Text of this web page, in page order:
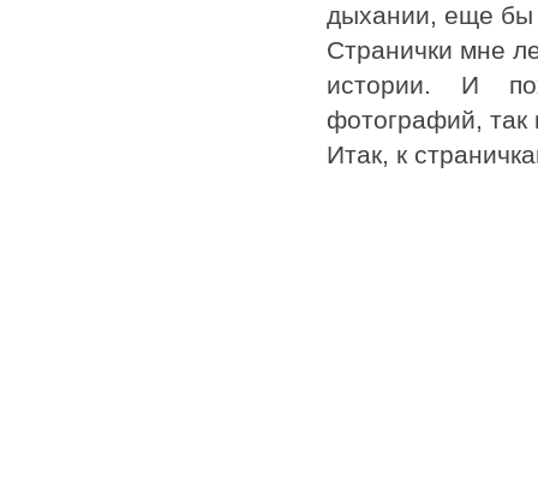
дыхании, еще бы
Странички мне
истории. И
фотографий, так
Итак, к